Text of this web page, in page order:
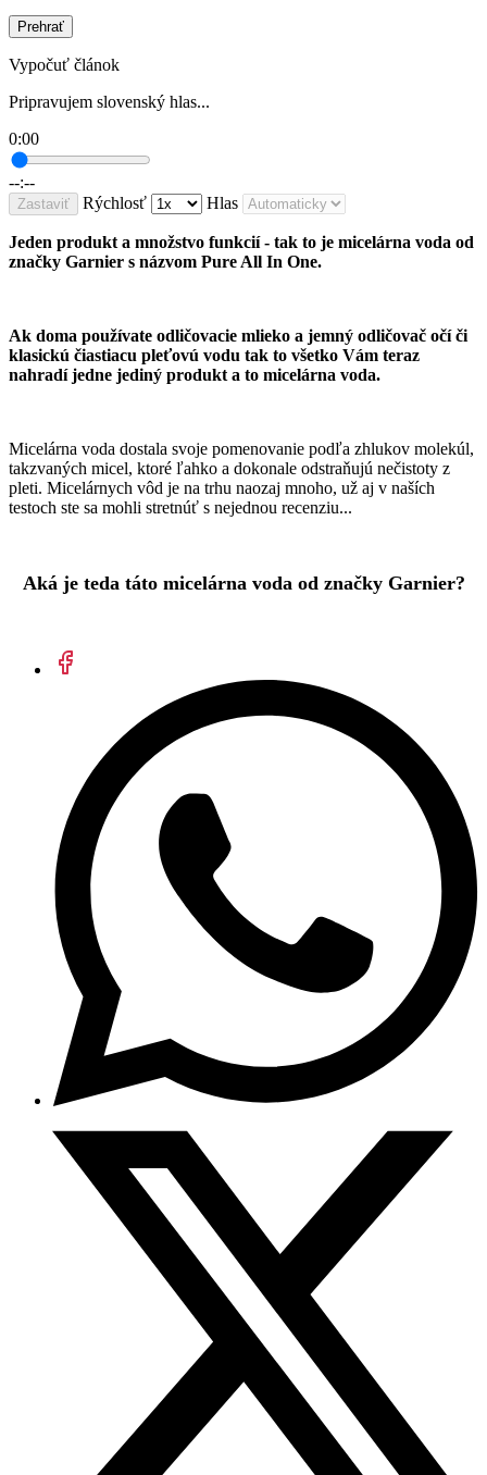
Prehrať
Vypočuť článok
Pripravujem slovenský hlas...
0:00
--:--
Zastaviť Rýchlosť Hlas
Jeden produkt a množstvo funkcií - tak to je micelárna voda od
značky Garnier s názvom Pure All In One.
Ak doma používate odličovacie mlieko a jemný odličovač očí či
klasickú čiastiacu pleťovú vodu tak to všetko Vám teraz
nahradí jedne jediný produkt a to micelárna voda.
Micelárna voda dostala svoje pomenovanie podľa zhlukov molekúl,
takzvaných micel, ktoré ľahko a dokonale odstraňujú nečistoty z
pleti. Micelárnych vôd je na trhu naozaj mnoho, už aj v naších
testoch ste sa mohli stretnúť s nejednou recenziu...
Aká je teda táto micelárna voda od značky Garnier?